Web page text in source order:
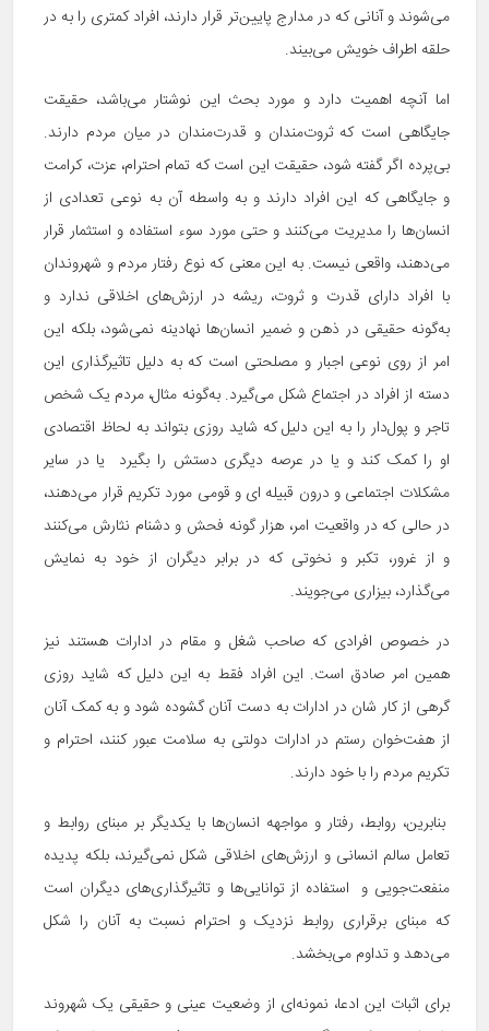
می‌شوند و آنانی که در مدارج پایین‌تر قرار دارند، افراد کمتری را به در
حلقه اطراف خویش می‌بیند.
اما آنچه اهمیت دارد و مورد بحث این نوشتار می‌باشد، حقیقت
جایگاهی است که ثروت‌مندان و قدرت‌مندان در میان مردم دارند.
بی‌پرده اگر گفته شود، حقیقت این است که تمام احترام، عزت، کرامت
و جایگاهی که این افراد دارند و به واسطه آن به نوعی تعدادی از
انسان‌ها را مدیریت می‌کنند و حتی مورد سوء استفاده و استثمار قرار
می‌دهند، واقعی نیست. به این معنی که نوع رفتار مردم و شهروندان
با افراد دارای قدرت و ثروت، ریشه در ارزش‌های اخلاقی ندارد و
به‌گونه حقیقی در ذهن و ضمیر انسان‌ها نهادینه نمی‌شود، بلکه این
امر از روی نوعی اجبار و مصلحتی است که به دلیل تاثیرگذاری این
دسته از افراد در اجتماع شکل می‌گیرد. به‌گونه مثال، مردم یک شخص
تاجر و پول‌دار را به این دلیل که شاید روزی بتواند به لحاظ اقتصادی
او را کمک کند و یا در عرصه دیگری دستش را بگیرد یا در سایر
مشکلات اجتماعی و درون قبیله ای و قومی مورد تکریم قرار می‌دهند،
در حالی که در واقعیت امر، هزار گونه فحش و دشنام نثارش می‌کنند
و از غرور، تکبر و نخوتی که در برابر دیگران از خود به نمایش
می‌گذارد، بیزاری می‌جویند.
در خصوص افرادی که صاحب شغل و مقام در ادارات هستند نیز
همین امر صادق است. این افراد فقط به این دلیل که شاید روزی
گرهی از کار شان در ادارات به دست آنان گشوده شود و به کمک آنان
از هفت‌خوان رستم در ادارات دولتی به سلامت عبور کنند، احترام و
تکریم مردم را با خود دارند.
بنابرین، روابط، رفتار و مواجهه انسان‌ها با یکدیگر بر مبنای روابط و
تعامل سالم انسانی و ارزش‌های اخلاقی شکل نمی‌گیرند، بلکه پدیده
منفعت‌جویی و استفاده از توانایی‌ها و تاثیرگذاری‌های دیگران است
که مبنای برقراری روابط نزدیک و احترام نسبت به آنان را شکل
می‌دهد و تداوم می‌بخشد.
برای اثبات این ادعا، نمونه‌ای از وضعیت عینی و حقیقی یک شهروند